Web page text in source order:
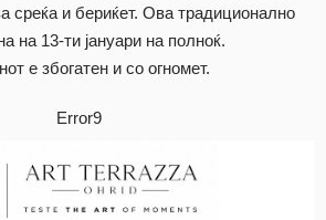
среќа и бериќет. Ова традиционално
на 13-ти јануари на полноќ.
е збогатен и со огномет.
Error9